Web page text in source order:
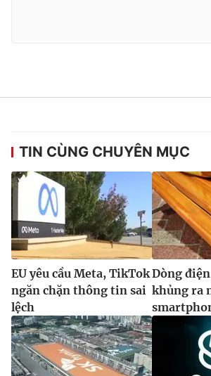
TIN CÙNG CHUYÊN MỤC
EU yêu cầu Meta, TikTok
ngăn chặn thông tin sai
lệch
Dòng
khủng ra